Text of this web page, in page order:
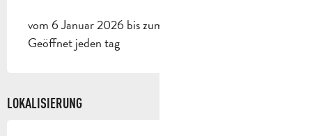
vom 6 Januar 2026 bis zum 18 Dezember 2026 -
Geöffnet jeden tag
LOKALISIERUNG